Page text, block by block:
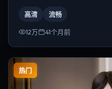
高清 流畅
12万 41个月前
热门